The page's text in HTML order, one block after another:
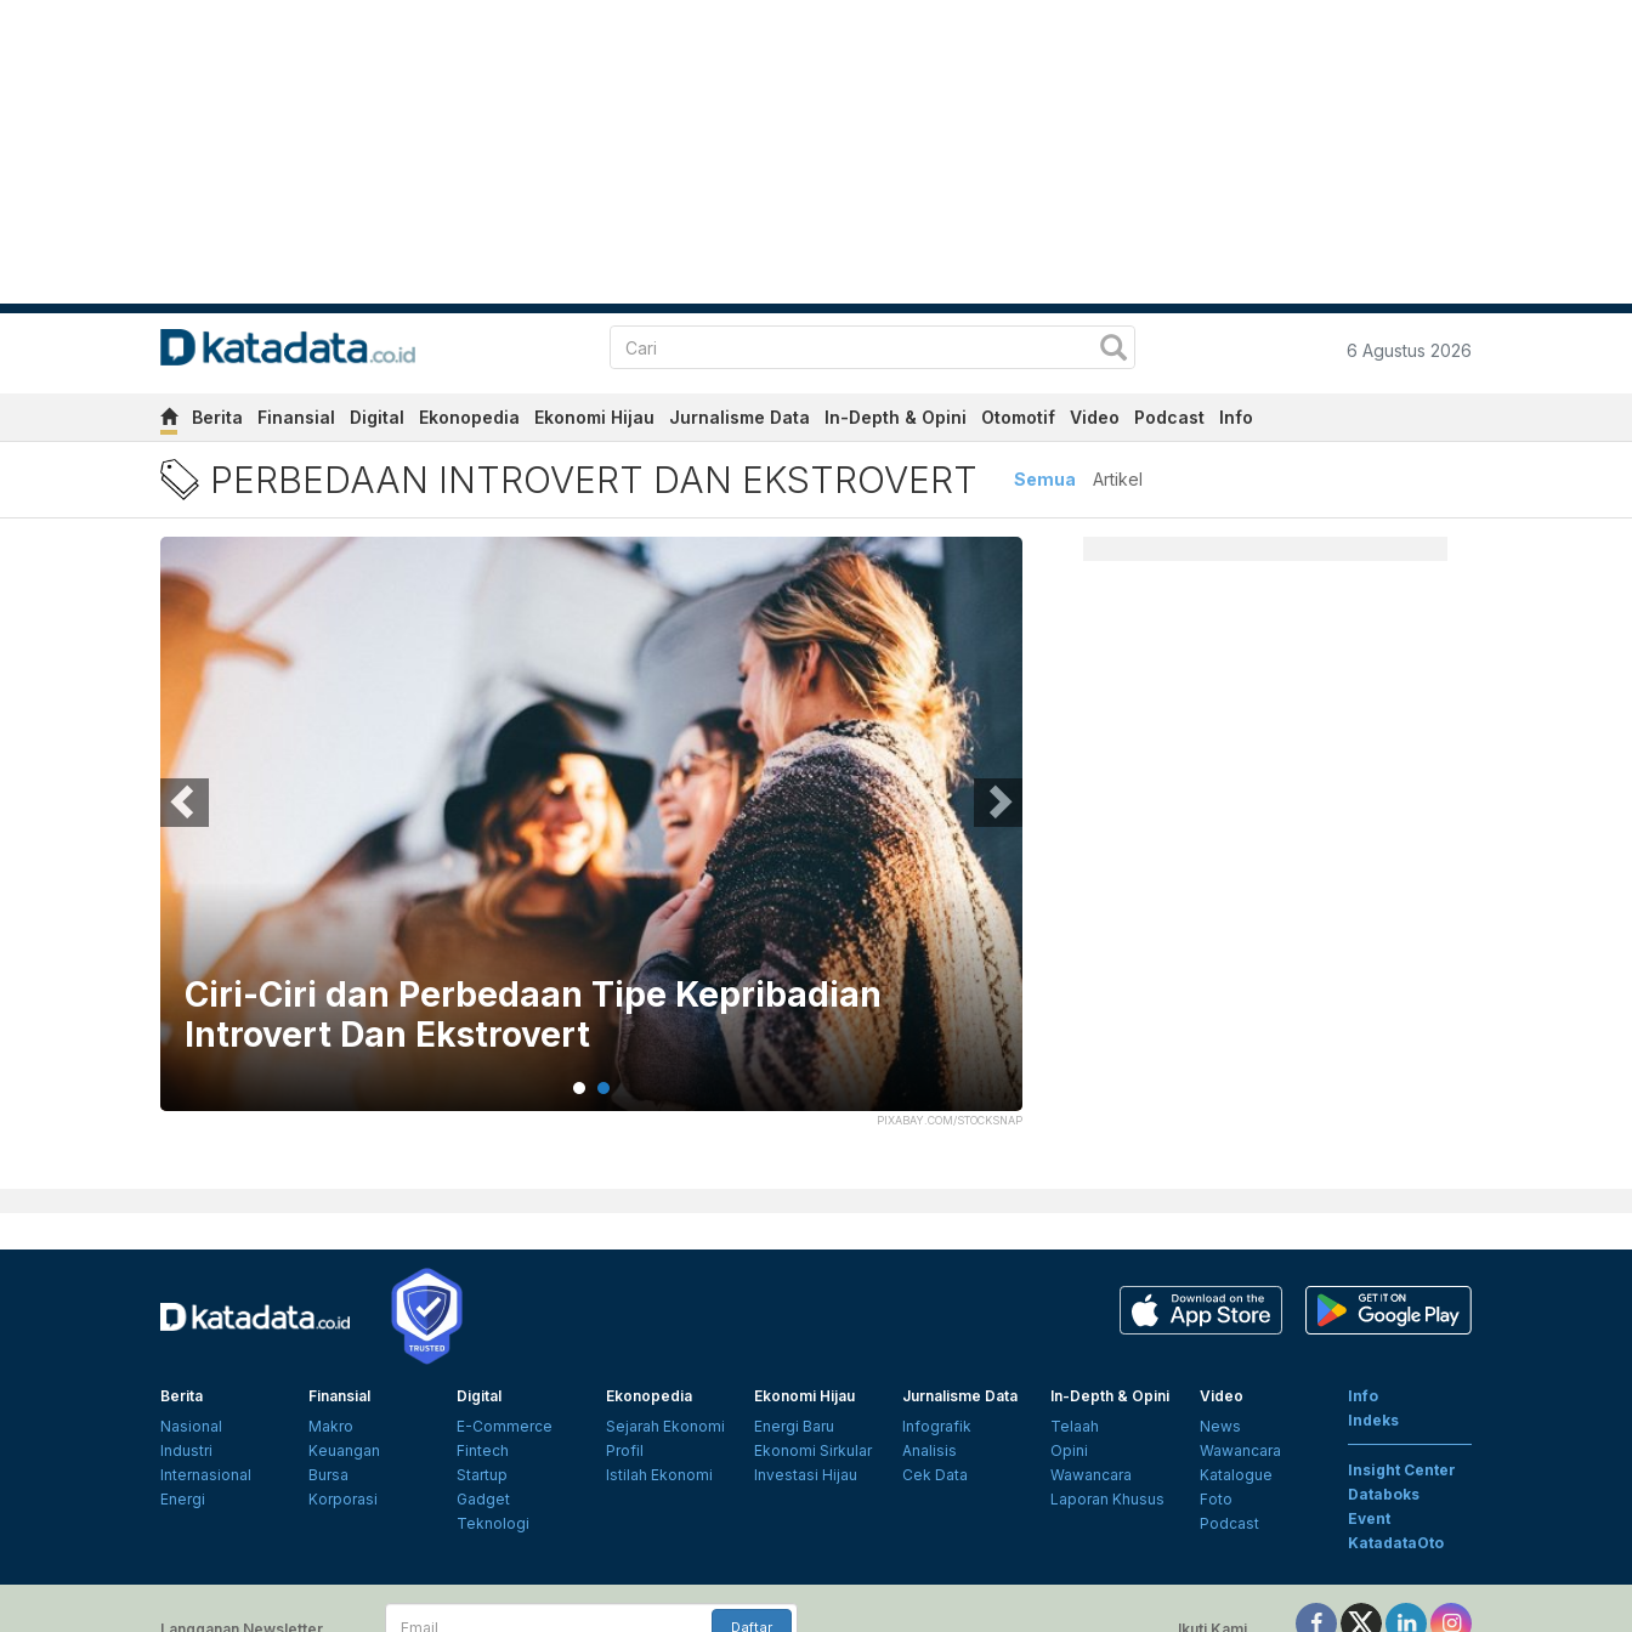
6 Agustus 2026
Berita Finansial Digital Ekonopedia Ekonomi Hijau Jurnalisme Data In-Depth & Opini Otomotif Video Podcast Info
Berita Perbedaan Introvert Dan Ekstrovert Terbaru dan Terkini Hari Ini -
PERBEDAAN INTROVERT DAN EKSTROVERT Semua Artikel
PIXABAY.COM/STOCKSNAP
Ciri-Ciri dan Perbedaan Tipe Kepribadian
Introvert Dan Ekstrovert
Berita
Nasional
Industri
Internasional
Energi
Finansial
Makro
Keuangan
Bursa
Korporasi
Digital
E-Commerce
Fintech
Startup
Gadget
Teknologi
Ekonopedia
Sejarah Ekonomi
Profil
Istilah Ekonomi
Ekonomi Hijau
Energi Baru
Ekonomi Sirkular
Investasi Hijau
Jurnalisme Data
Infografik
Analisis
Cek Data
In-Depth & Opini
Telaah
Opini
Wawancara
Laporan Khusus
Video
News
Wawancara
Katalogue
Foto
Podcast
Info
Indeks
Insight Center
Databoks
Event
KatadataOto
Email
Daftar